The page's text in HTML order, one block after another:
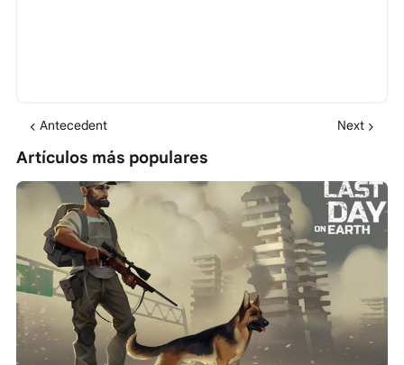
Antecedent Next
Artículos más populares